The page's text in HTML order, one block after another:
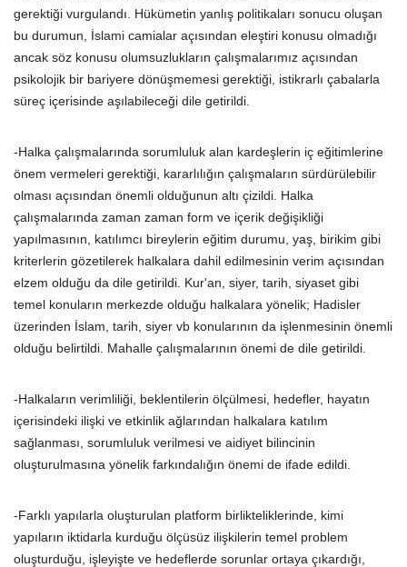
gerektiği vurgulandı. Hükümetin yanlış politikaları sonucu oluşan
bu durumun, İslami camialar açısından eleştiri konusu olmadığı
ancak söz konusu olumsuzlukların çalışmalarımız açısından
psikolojik bir bariyere dönüşmemesi gerektiği, istikrarlı çabalarla
süreç içerisinde aşılabileceği dile getirildi.
-Halka çalışmalarında sorumluluk alan kardeşlerin iç eğitimlerine
önem vermeleri gerektiği, kararlılığın çalışmaların sürdürülebilir
olması açısından önemli olduğunun altı çizildi. Halka
çalışmalarında zaman zaman form ve içerik değişikliği
yapılmasının, katılımcı bireylerin eğitim durumu, yaş, birikim gibi
kriterlerin gözetilerek halkalara dahil edilmesinin verim açısından
elzem olduğu da dile getirildi. Kur'an, siyer, tarih, siyaset gibi
temel konuların merkezde olduğu halkalara yönelik; Hadisler
üzerinden İslam, tarih, siyer vb konularının da işlenmesinin önemli
olduğu belirtildi. Mahalle çalışmalarının önemi de dile getirildi.
-Halkaların verimliliği, beklentilerin ölçülmesi, hedefler, hayatın
içerisindeki ilişki ve etkinlik ağlarından halkalara katılım
sağlanması, sorumluluk verilmesi ve aidiyet bilincinin
oluşturulmasına yönelik farkındalığın önemi de ifade edildi.
-Farklı yapılarla oluşturulan platform birlikteliklerinde, kimi
yapıların iktidarla kurduğu ölçüsüz ilişkilerin temel problem
oluşturduğu, işleyişte ve hedeflerde sorunlar ortaya çıkardığı,